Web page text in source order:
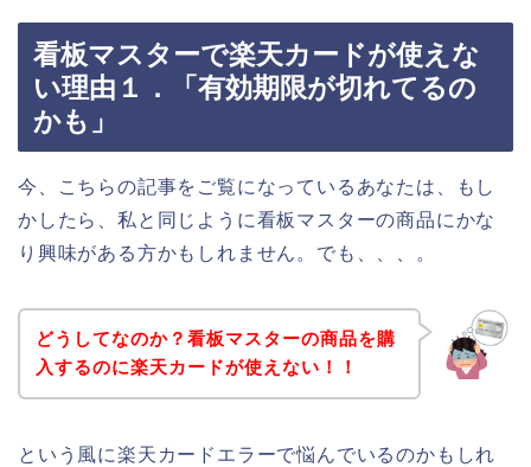
看板マスターで楽天カードが使えな
い理由１．「有効期限が切れてるの
かも」
今、こちらの記事をご覧になっているあなたは、もし
かしたら、私と同じように看板マスターの商品にかな
り興味がある方かもしれません。でも、、、。
どうしてなのか？看板マスターの商品を購
入するのに楽天カードが使えない！！
という風に楽天カードエラーで悩んでいるのかもしれ